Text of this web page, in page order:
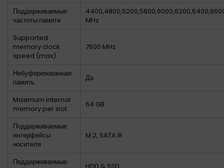
Поддерживаемые
частоты памяти
MHz
Supported
memory clock
speed (max)
7600 MHz
Небуферизованная
память
Да
Maximum internal
memory per slot
64 GB
Поддерживаемые
интерфейсы
носителя
M.2, SATA III
Поддерживаемые